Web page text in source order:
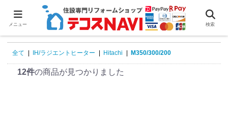
全て IH/ラジエントヒーター Hitachi M350/300/200
12件の商品が見つかりました
メニュー 検索